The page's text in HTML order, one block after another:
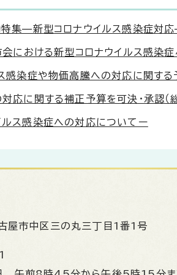
特集—新型コロナウイルス感染症対
における新型コロナウイルス感染
感染症や物価高騰への対応に関する
に関する補正予算を可決・承認
ス感染症への対応についてー
屋市中区三の丸三丁目1番1号